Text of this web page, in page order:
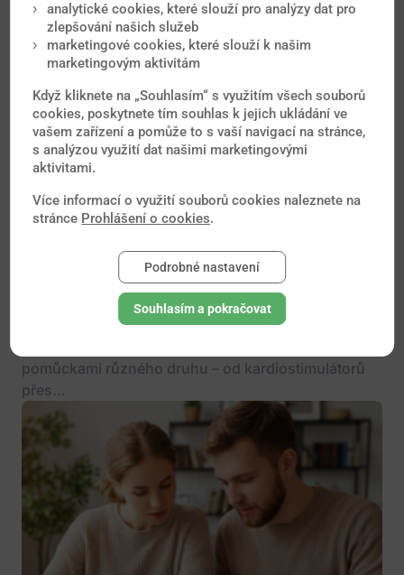
Se zdravotními pomůckami nebo
implantáty můžete cestovat bez starostí
S technologickým pokrokem v medicíně roste i
pomůckami různého druhu – od kardiostimulátorů
přes...
analytické cookies, které slouží pro analýzy dat pro
zlepšování našich služeb
marketingové cookies, které slouží k našim
marketingovým aktivitám
Když kliknete na „Souhlasím“ s využitím všech souborů
cookies, poskytnete tím souhlas k jejich ukládání ve
vašem zařízení a pomůže to s vaší navigací na stránce,
s analýzou využití dat našimi marketingovými
aktivitami.
Více informací o využití souborů cookies naleznete na
stránce Prohlášení o cookies.
Podrobné nastavení
Souhlasím a pokračovat